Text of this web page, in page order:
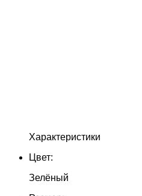
Характеристики
Цвет:
Зелёный